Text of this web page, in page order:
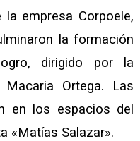
empresa Corpoele,
la formación
dirigido por la
Ortega. Las
en los espacios del
«Matías Salazar».